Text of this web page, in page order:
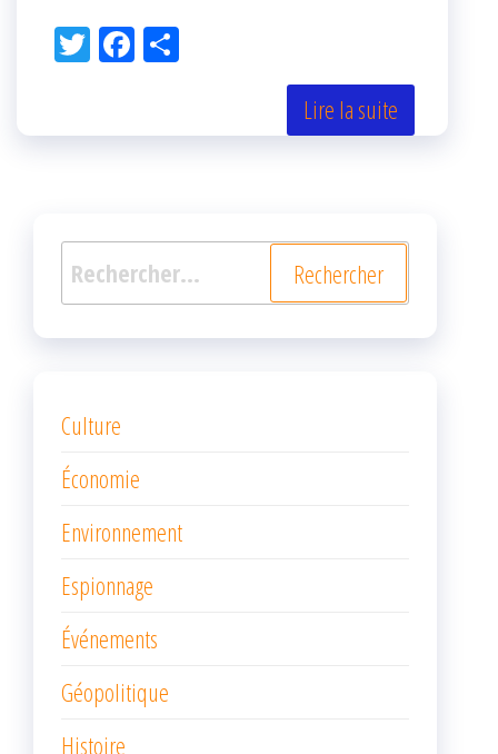
Tw Fac
k r
Lire la suite
Rechercher :
Culture
Économie
Environnement
Espionnage
Événements
Géopolitique
Histoire